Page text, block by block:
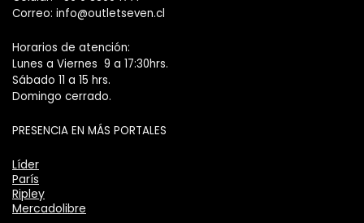
Correo: info@outletseven.cl
Horarios de atención:
Lunes a Viernes 9 a 17:30hrs.
Sábado 11 a 15 hrs.
Domingo cerrado.
PRESENCIA EN MÁS PORTALES
Líder
París
Ripley
Mercadolibre